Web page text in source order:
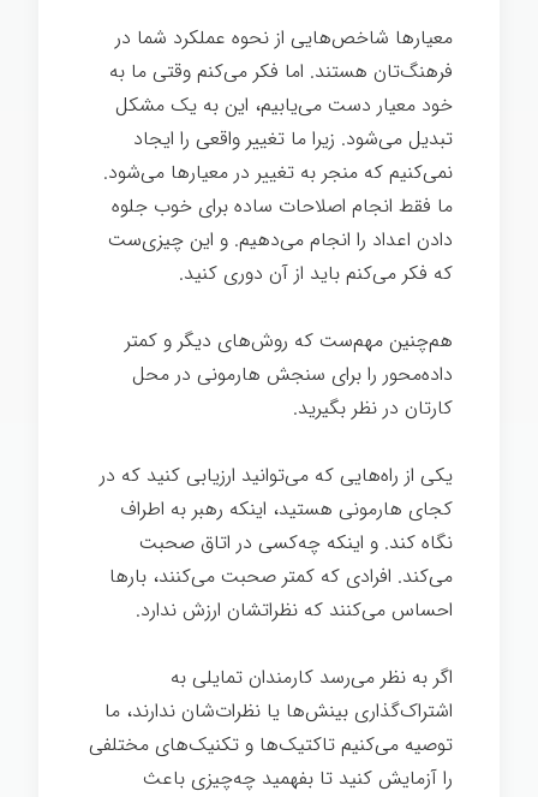
معیارها شاخص‌هایی از نحوه عملکرد شما در
فرهنگ‌تان هستند. اما فکر می‌کنم وقتی ما به
خود معیار دست می‌یابیم، این به یک مشکل
تبدیل می‌شود. زیرا ما تغییر واقعی را ایجاد
نمی‌کنیم که منجر به تغییر در معیارها می‌شود.
ما فقط انجام اصلاحات ساده برای خوب جلوه
دادن اعداد را انجام می‌دهیم. و این چیزی‌ست
که فکر می‌کنم باید از آن دوری کنید.
هم‌چنین مهم‌ست که روش‌های دیگر و کمتر
داده‌محور را برای سنجش هارمونی در محل
کارتان در نظر بگیرید.
یکی از راه‌هایی که می‌توانید ارزیابی کنید که در
کجای هارمونی هستید، اینکه رهبر به اطراف
نگاه کند. و اینکه چه‌کسی در اتاق صحبت
می‌کند. افرادی که کمتر صحبت می‌کنند، بارها
احساس می‌کنند که نظراتشان ارزش ندارد.
اگر به نظر می‌رسد کارمندان تمایلی به
اشتراک‌گذاری بینش‌ها یا نظرات‌شان ندارند، ما
توصیه می‌کنیم تاکتیک‌ها و تکنیک‌های مختلفی
را آزمایش کنید تا بفهمید چه‌چیزی باعث